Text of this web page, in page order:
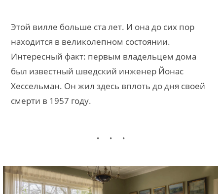
Этой вилле больше ста лет. И она до сих пор
находится в великолепном состоянии.
Интересный факт: первым владельцем дома
был известный шведский инженер Йонас
Хессельман. Он жил здесь вплоть до дня своей
смерти в 1957 году.